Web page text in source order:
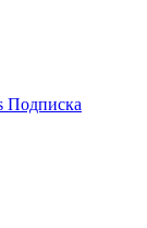
Подписка